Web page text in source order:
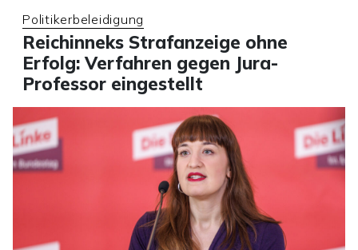
Politikerbeleidigung
Reichinneks Strafanzeige ohne
Erfolg: Verfahren gegen Jura-
Professor eingestellt